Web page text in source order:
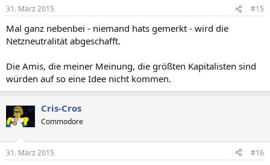
31. März 2015 #15
Mal ganz nebenbei - niemand hats gemerkt - wird die
Netzneutralität abgeschafft.
Die Amis, die meiner Meinung, die größten Kapitalisten sind
würden auf so eine Idee nicht kommen.
Cris-Cros
Commodore
31. März 2015 #16